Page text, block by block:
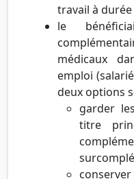
travail à
le
médicaux
emploi
deux options
garder
titre